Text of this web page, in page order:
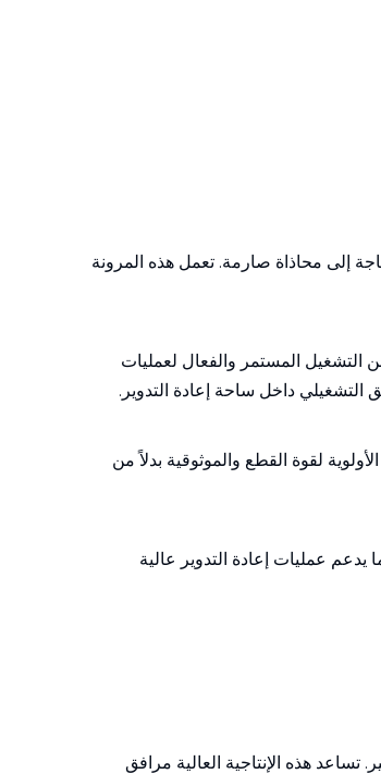
إلى محاذاة صارمة. تعمل هذه المرونة
التشغيل المستمر والفعال لعمليات
داخل ساحة إعادة التدوير.
لقوة القطع والموثوقية بدلاً من
عمليات إعادة التدوير عالية
هذه الإنتاجية العالية مرافق